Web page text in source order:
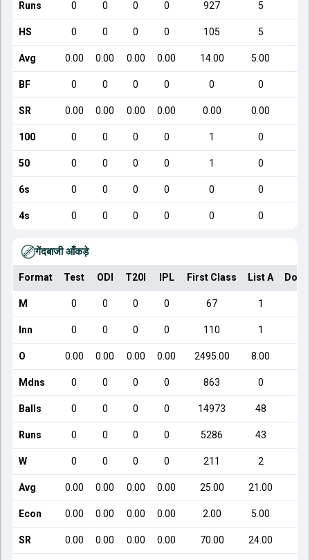
Runs 0 0 0 0 927 5
HS 0 0 0 0 105 5
Avg 0.00 0.00 0.00 0.00 14.00 5.00
BF 0 0 0 0 0 0
SR 0.00 0.00 0.00 0.00 0.00 0.00
100 0 0 0 0 1 0
50 0 0 0 0 1 0
6s 0 0 0 0 0 0
4s 0 0 0 0 0 0
गेंदबाजी आँकड़े
Format Test ODI T20I IPL First Class List A
M 0 0 0 0 67 1
Inn 0 0 0 0 110 1
O 0.00 0.00 0.00 0.00 2495.00 8.00
Mdns 0 0 0 0 863 0
Balls 0 0 0 0 14973 48
Runs 0 0 0 0 5286 43
W 0 0 0 0 211 2
Avg 0.00 0.00 0.00 0.00 25.00 21.00
Econ 0.00 0.00 0.00 0.00 2.00 5.00
SR 0.00 0.00 0.00 0.00 70.00 24.00